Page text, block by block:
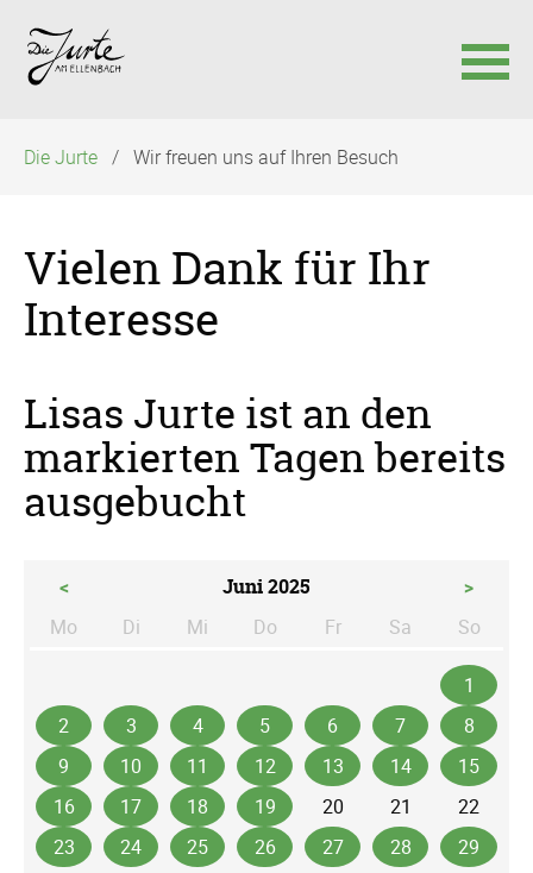
überspringen
Die Jurte Wir freuen uns auf Ihren Besuch
Vielen Dank für Ihr
Interesse
Lisas Jurte ist an den
markierten Tagen bereits
ausgebucht
< Juni 2025
>
Mo
Di enstagMi ttwochDo nnerstag
Fr Sa mstagSo
1
2
3 4 5 6 7
8
9
10 11 12 13 14
15
16
17 18 19 20 21
22
23
24 25 26 27 28
29